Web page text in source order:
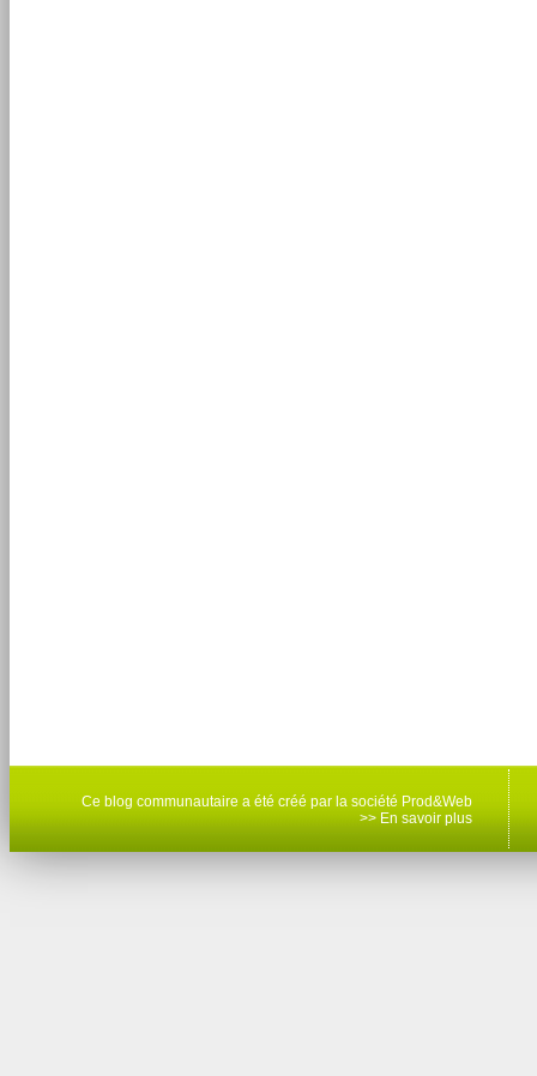
Ce blog communautaire a été créé par la société Prod&Web
>> En savoir plus